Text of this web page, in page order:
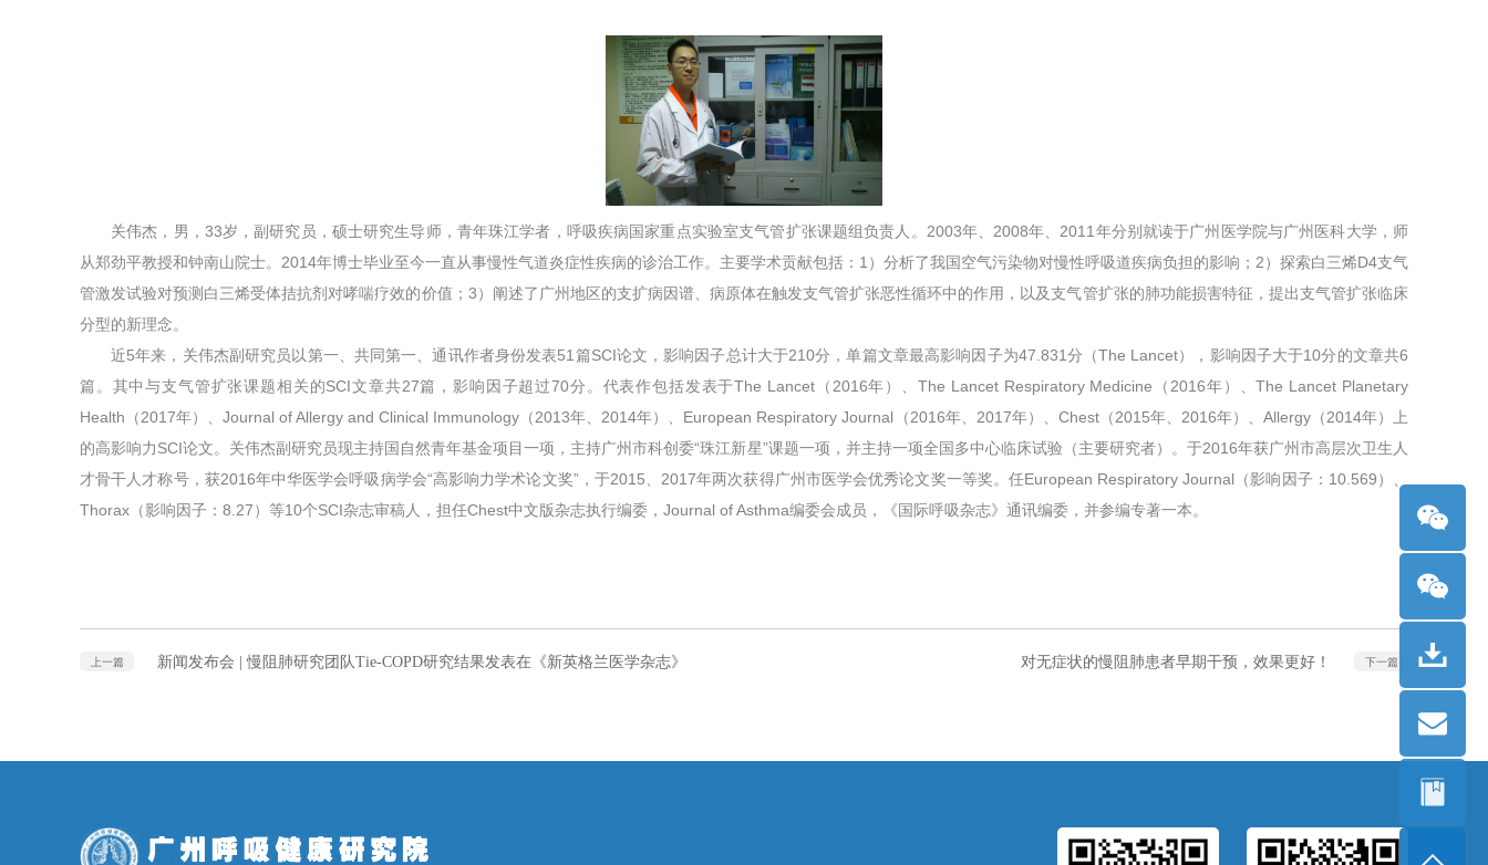
关伟杰，男，33岁，副研究员，硕士研究生导师，青年珠江学者，呼吸疾病国家重点实验室支气管扩张课题组负责人。2003年、2008年、2011年分别就读于广州医学院与广州医科大学，师
从郑劲平教授和钟南山院士。2014年博士毕业至今一直从事慢性气道炎症性疾病的诊治工作。主要学术贡献包括：1）分析了我国空气污染物对慢性呼吸道疾病负担的影响；2）探索白三烯D4支气
管激发试验对预测白三烯受体拮抗剂对哮喘疗效的价值；3）阐述了广州地区的支扩病因谱、病原体在触发支气管扩张恶性循环中的作用，以及支气管扩张的肺功能损害特征，提出支气管扩张临床
分型的新理念。
近5年来，关伟杰副研究员以第一、共同第一、通讯作者身份发表51篇SCI论文，影响因子总计大于210分，单篇文章最高影响因子为47.831分（The Lancet），影响因子大于10分的文章共6
篇。其中与支气管扩张课题相关的SCI文章共27篇，影响因子超过70分。代表作包括发表于The Lancet（2016年）、The Lancet Respiratory Medicine（2016年）、The Lancet Planetary
Health（2017年）、Journal of Allergy and Clinical Immunology（2013年、2014年）、European Respiratory Journal（2016年、2017年）、Chest（2015年、2016年）、Allergy（2014年）上
的高影响力SCI论文。关伟杰副研究员现主持国自然青年基金项目一项，主持广州市科创委“珠江新星”课题一项，并主持一项全国多中心临床试验（主要研究者）。于2016年获广州市高层次卫生人
才骨干人才称号，获2016年中华医学会呼吸病学会“高影响力学术论文奖”，于2015、2017年两次获得广州市医学会优秀论文奖一等奖。任European Respiratory Journal（影响因子：10.569）、
Thorax（影响因子：8.27）等10个SCI杂志审稿人，担任Chest中文版杂志执行编委，Journal of Asthma编委会成员，《国际呼吸杂志》通讯编委，并参编专著一本。
上一篇 新闻发布会 | 慢阻肺研究团队Tie-COPD研究结果发表在《新英格兰医学杂志》 下一篇
对无症状的慢阻肺患者早期干预，效果更好！